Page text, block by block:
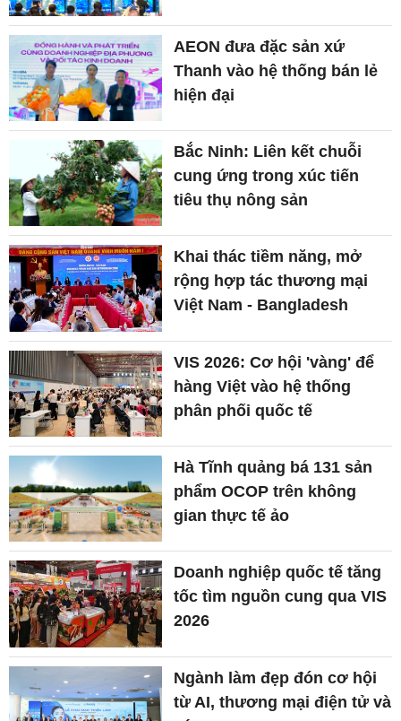
AEON đưa đặc sản xứ
Thanh vào hệ thống bán lẻ
hiện đại
Bắc Ninh: Liên kết chuỗi
cung ứng trong xúc tiến
tiêu thụ nông sản
Khai thác tiềm năng, mở
rộng hợp tác thương mại
Việt Nam - Bangladesh
VIS 2026: Cơ hội 'vàng' để
hàng Việt vào hệ thống
phân phối quốc tế
Hà Tĩnh quảng bá 131 sản
phẩm OCOP trên không
gian thực tế ảo
Doanh nghiệp quốc tế tăng
tốc tìm nguồn cung qua VIS
2026
Ngành làm đẹp đón cơ hội
từ AI, thương mại điện tử và